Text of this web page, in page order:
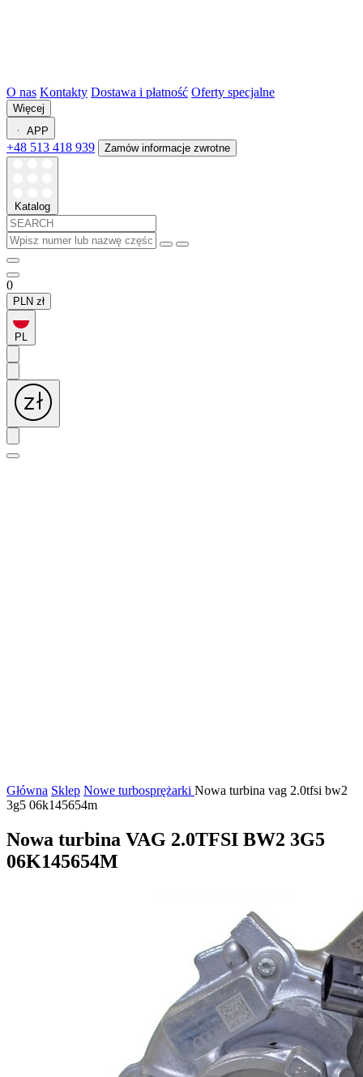
O nas Kontakty Dostawa i płatność Oferty specjalne
Więcej
APP
+48 513 418 939 Zamów informacje zwrotne
Katalog
0
PLN zł
PL
Główna Sklep Nowe turbosprężarki Nowa turbina vag 2.0tfsi bw2
3g5 06k145654m
Nowa turbina VAG 2.0TFSI BW2 3G5
06K145654M